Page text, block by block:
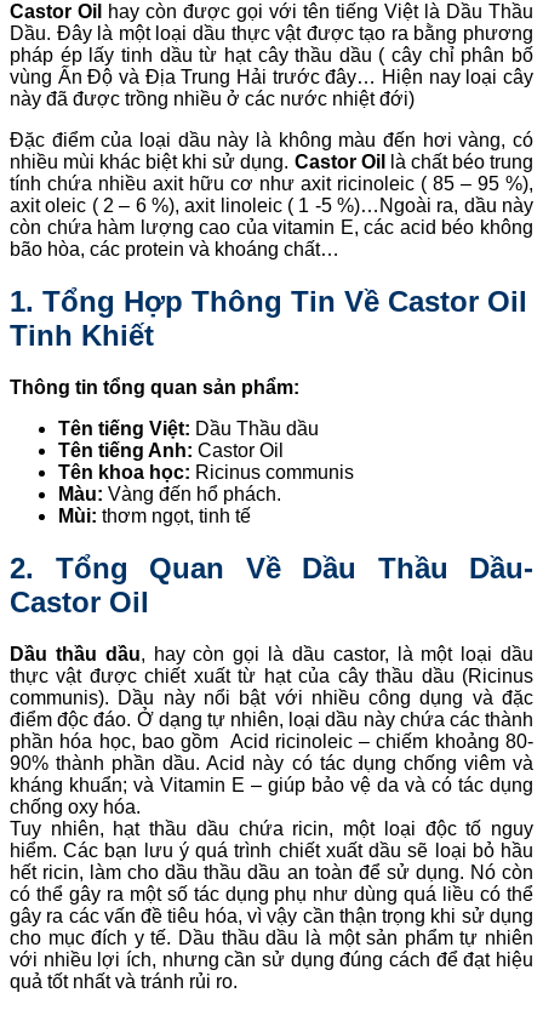
Castor Oil
hay còn được gọi với tên tiếng Việt là Dầu Thầu
Dầu. Đây là một loại dầu thực vật được tạo ra bằng phương
pháp ép lấy tinh dầu từ hạt cây thầu dầu ( cây chỉ phân bố
vùng Ấn Độ và Địa Trung Hải trước đây… Hiện nay loại cây
này đã được trồng nhiều ở các nước nhiệt đới)
Đặc điểm của loại dầu này là không màu đến hơi vàng, có
nhiều mùi khác biệt khi sử dụng. Castor Oil
là chất béo trung
tính chứa nhiều axit hữu cơ như axit ricinoleic ( 85 – 95 %),
axit oleic ( 2 – 6 %), axit linoleic ( 1 -5 %)…Ngoài ra, dầu này
còn chứa hàm lượng cao của vitamin E, các acid béo không
bão hòa, các protein và khoáng chất…
1. Tổng Hợp Thông Tin Về Castor Oil
Tinh Khiết
Thông tin tổng quan sản phẩm:
Tên tiếng Việt: Dầu Thầu dầu
Tên tiếng Anh: Castor Oil
Tên khoa học: Ricinus communis
Màu: Vàng đến hổ phách.
Mùi: thơm ngọt, tinh tế
2. Tổng Quan Về Dầu Thầu Dầu-
Castor Oil
Dầu thầu dầu, hay còn gọi là dầu castor, là một loại dầu
thực vật được chiết xuất từ hạt của cây thầu dầu (Ricinus
communis). Dầu này nổi bật với nhiều công dụng và đặc
điểm độc đáo. Ở dạng tự nhiên, loại dầu này chứa các thành
phần hóa học, bao gồm Acid ricinoleic – chiếm khoảng 80-
90% thành phần dầu. Acid này có tác dụng chống viêm và
kháng khuẩn; và Vitamin E – giúp bảo vệ da và có tác dụng
chống oxy hóa.
Tuy nhiên, hạt thầu dầu chứa ricin, một loại độc tố nguy
hiểm. Các bạn lưu ý quá trình chiết xuất dầu sẽ loại bỏ hầu
hết ricin, làm cho dầu thầu dầu an toàn để sử dụng. Nó còn
có thể gây ra một số tác dụng phụ như dùng quá liều có thể
gây ra các vấn đề tiêu hóa, vì vậy cần thận trọng khi sử dụng
cho mục đích y tế. Dầu thầu dầu là một sản phẩm tự nhiên
với nhiều lợi ích, nhưng cần sử dụng đúng cách để đạt hiệu
quả tốt nhất và tránh rủi ro.